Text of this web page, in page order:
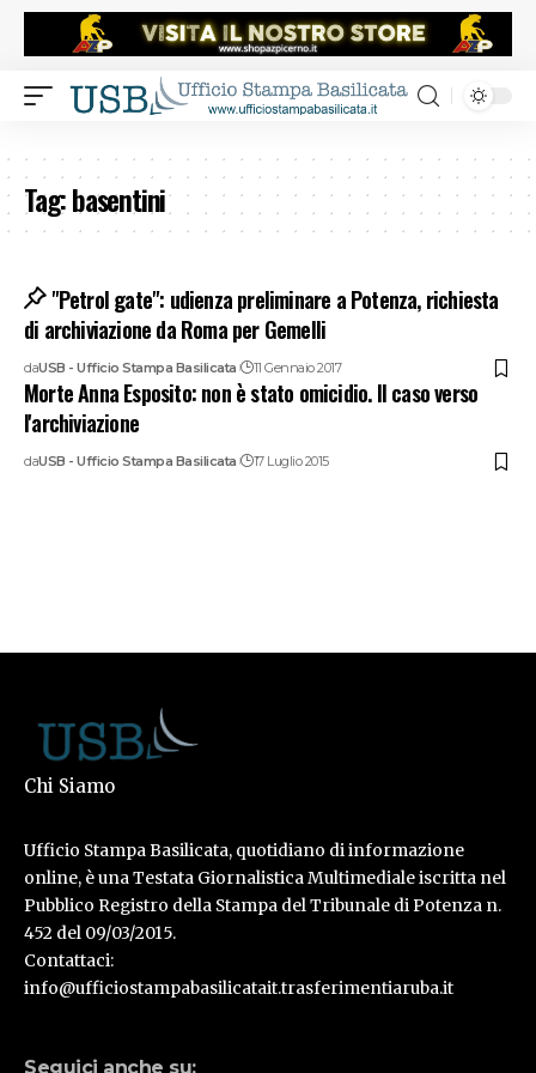
Tag:basentini
"Petrol gate": udienza preliminare a Potenza, richiesta
di archiviazione da Roma per Gemelli
daUSB - Ufficio Stampa Basilicata 11 Gennaio 2017
Morte Anna Esposito: non è stato omicidio. Il caso verso
l'archiviazione
daUSB - Ufficio Stampa Basilicata 17 Luglio 2015
Chi Siamo
Ufficio Stampa Basilicata, quotidiano di informazione
online, è una Testata Giornalistica Multimediale iscritta nel
Pubblico Registro della Stampa del Tribunale di Potenza n.
452 del 09/03/2015.
Contattaci:
info@ufficiostampabasilicatait.trasferimentiaruba.it
Seguici anche su: